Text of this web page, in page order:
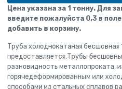
Цена указана за 1 тонну. Для
введите пожалуйста 0,3 в
добавить в корзину.
Труба холоднокатаная бесшовная
предоставляется.Трубы
разновидность металлопроката,
горячедеформированным или
способами из стальных сплавов